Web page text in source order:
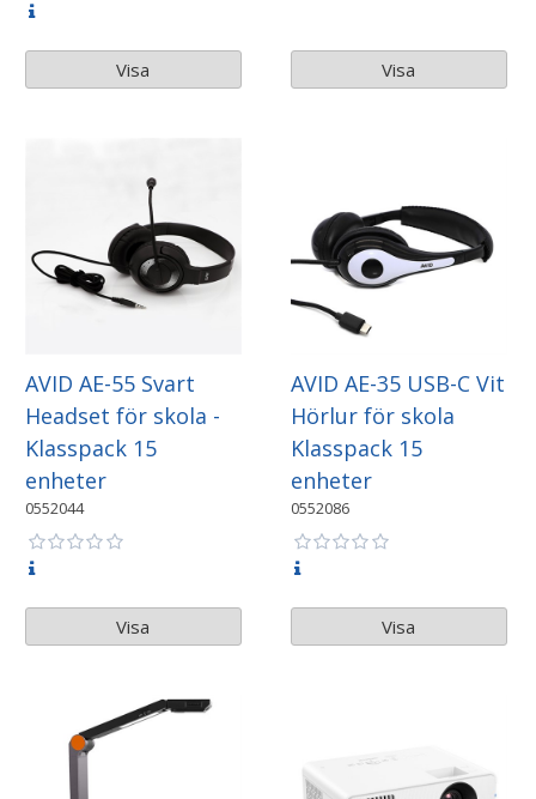
Visa Visa
AVID AE-55 Svart
Headset för skola -
Klasspack 15
enheter
0552044
Visa
AVID AE-35 USB-C Vit
Hörlur för skola
Klasspack 15
enheter
0552086
Visa